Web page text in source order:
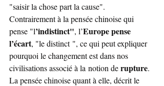
"saisir la chose part la cause".
Contrairement à la pensée chinoise qui
pense "l’indistinct", l’Europe pense
l’écart, "le distinct ", ce qui peut expliquer
pourquoi le changement est dans nos
civilisations associé à la notion de rupture.
La pensée chinoise quant à elle, décrit le